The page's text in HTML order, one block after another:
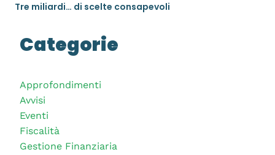
Tre miliardi… di scelte consapevoli
Categorie
Approfondimenti
Avvisi
Eventi
Fiscalità
Gestione Finanziaria